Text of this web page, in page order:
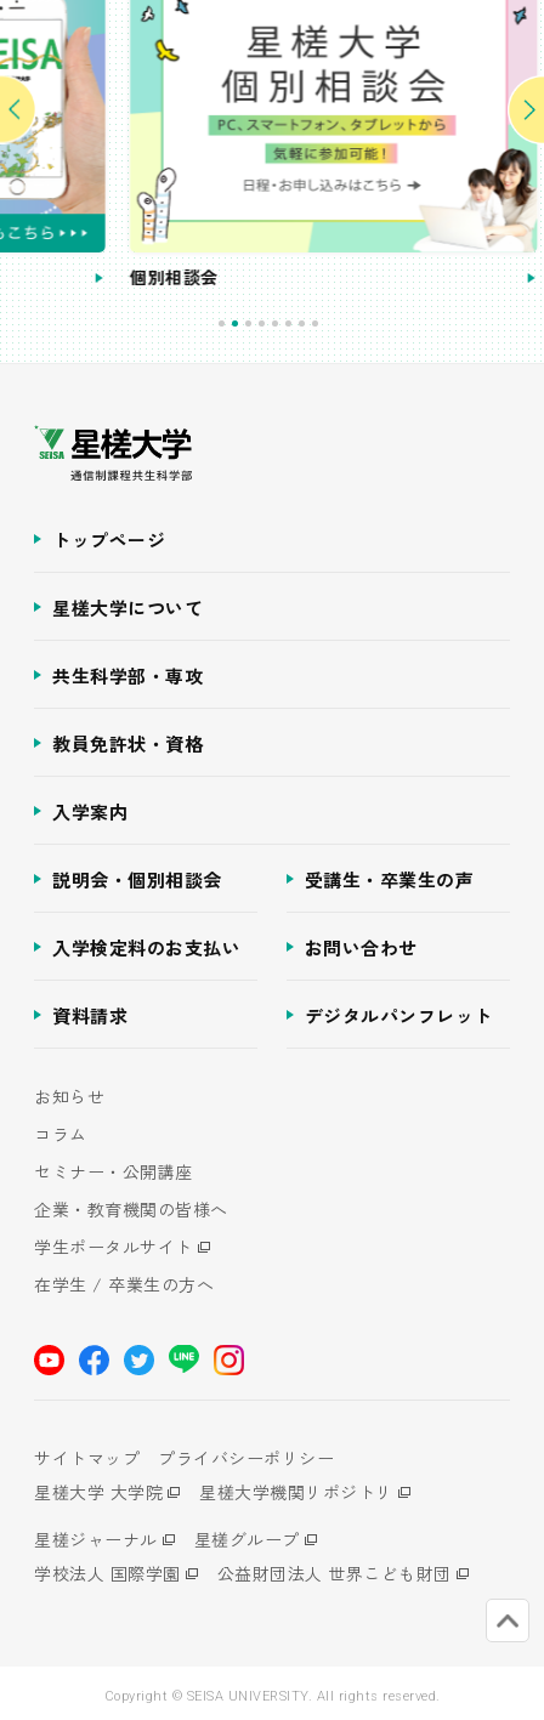
個別相談会 受講
トップページ
星槎大学について
共生科学部・専攻
教員免許状・資格
入学案内
説明会・個別相談会 受講生・卒業生の声
入学検定料のお支払い お問い合わせ
資料請求 デジタルパンフレット
お知らせ
コラム
セミナー・公開講座
企業・教育機関の皆様へ
学生ポータルサイト
在学生 / 卒業生の方へ
サイトマップ
プライバシーポリシー
星槎大学 大学院
星槎大学機関リポジトリ
星槎ジャーナル
星槎グループ
学校法人 国際学園
公益財団法人 世界こども財団
Copyright © SEISA UNIVERSITY. All rights reserved.